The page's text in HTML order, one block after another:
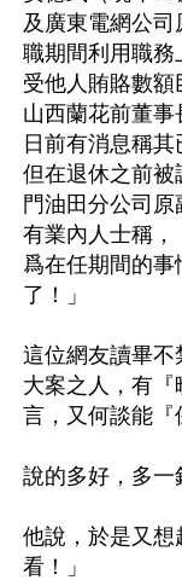
及廣東電網公
職期間利用職務
受他人賄賂數額
山西蘭花前董事
日前有消息稱
但在退休之前被
門油田分公司
有業內人士稱，
爲在任期間的事
了！」
這位網友讀畢
大案之人，有
言，又何談能『
說的多好，多一
他說，於是又想
看！」